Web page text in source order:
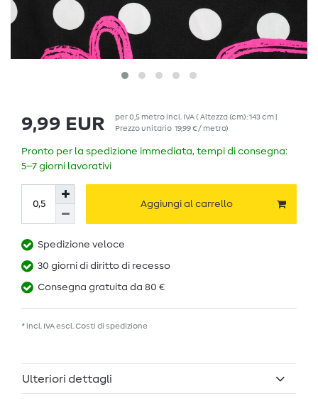
9,99 EUR per0,5 metro incl. IVA( Altezza (cm): 143 cm |
Prezzo unitario 19,99 € / metro)
Pronto per la spedizione immediata, tempi di consegna:
5–7 giorni lavorativi
Aggiungi al carrello
Spedizione veloce
30 giorni di diritto di recesso
Consegna gratuita da 80 €
* incl. IVA escl.Costi di spedizione
Ulteriori dettagli